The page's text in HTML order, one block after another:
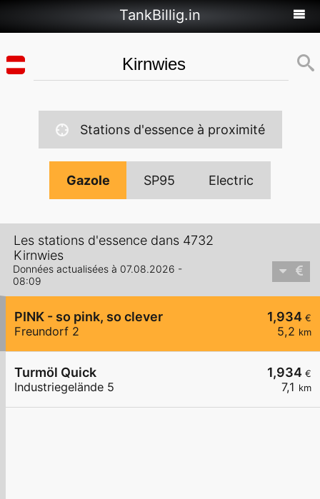
TankBillig.in
Stations d'essence à proximité
Gazole SP95 Electric
Les stations d'essence dans 4732
Kirnwies
Données actualisées à 07.08.2026 -
08:09
1,934 €
5,2 km
PINK - so pink, so clever
Freundorf 2
1,934 €
7,1 km
Turmöl Quick
Industriegelände 5